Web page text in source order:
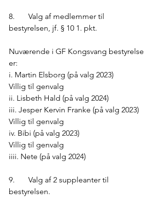
8.	Valg af medlemmer til
bestyrelsen, jf. § 10 1. pkt.
Nuværende i GF Kongsvang bestyrelse
er:
i. Martin Elsborg (på valg 2023)
Villig til genvalg
ii. Lisbeth Hald (på valg 2024)
iii. Jesper Kervin Franke (på valg 2023)
Villig til genvalg
iv. Bibi (på valg 2023)
Villig til genvalg
iiii. Nete (på valg 2024)
9.	Valg af 2 suppleanter til
bestyrelsen.